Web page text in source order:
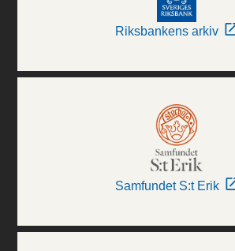
Riksbankens arkiv
Samfundet S:t Erik